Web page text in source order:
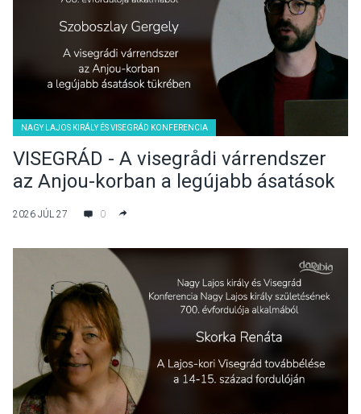
NAGY LAJOS KIRÁLY ÉS VISEGRÁD KONFERENCIA
VISEGRÁD - A visegrådi várrendszer
az Anjou-korban a legújabb ásatások
tükrében - Szoboszlay Gergely
2026 JÚL 27 0